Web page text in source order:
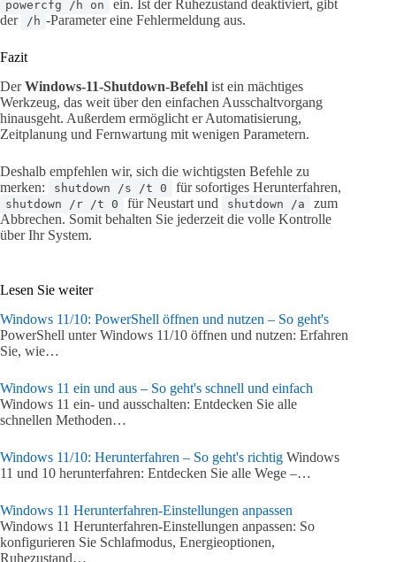
powercfg /h on
ein. Ist der Ruhezustand deaktiviert, gibt
der
/h -Parameter eine Fehlermeldung aus.
Fazit
DerWindows-11-Shutdown-Befehl ist ein mächtiges
Werkzeug, das weit über den einfachen Ausschaltvorgang
hinausgeht. Außerdem ermöglicht er Automatisierung,
Zeitplanung und Fernwartung mit wenigen Parametern.
Deshalb empfehlen wir, sich die wichtigsten Befehle zu
merken:
shutdown /s /t 0 für sofortiges Herunterfahren,
shutdown /r /t 0 für Neustart und shutdown /a
zum
Abbrechen. Somit behalten Sie jederzeit die volle Kontrolle
über Ihr System.
Lesen Sie weiter
Windows 11/10: PowerShell öffnen und nutzen – So geht's
PowerShell unter Windows 11/10 öffnen und nutzen: Erfahren
Sie, wie…
Windows 11 ein und aus – So geht's schnell und einfach
Windows 11 ein- und ausschalten: Entdecken Sie alle
schnellen Methoden…
Windows 11/10: Herunterfahren – So geht's richtig Windows
11 und 10 herunterfahren: Entdecken Sie alle Wege –…
Windows 11 Herunterfahren-Einstellungen anpassen
Windows 11 Herunterfahren-Einstellungen anpassen: So
konfigurieren Sie Schlafmodus, Energieoptionen,
Ruhezustand…